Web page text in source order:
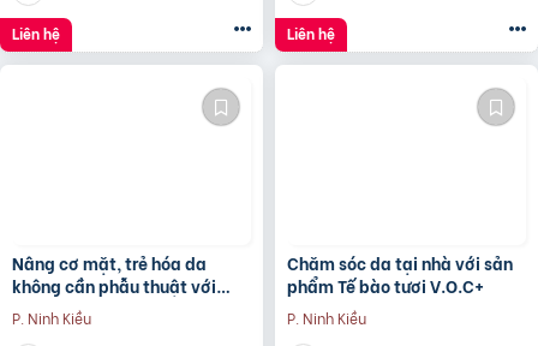
Liên hệ Liên hệ
Nâng cơ mặt, trẻ hóa da
không cần phẫu thuật với
Công nghệ HIFU tại Eva Spa
Cần Thơ
P. Ninh Kiều
Chăm sóc da tại nhà với sản
phẩm Tế bào tươi V.O.C+
P. Ninh Kiều